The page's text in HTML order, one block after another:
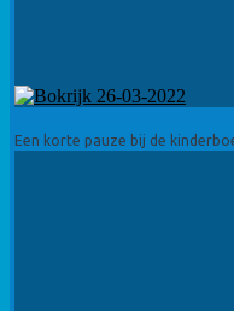
Een korte pauze bij de